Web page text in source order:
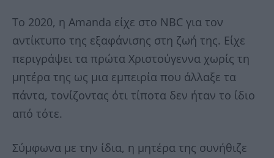
Το 2020, η Amanda είχε στο NBC για τον
αντίκτυπο της εξαφάνισης στη ζωή της. Είχε
περιγράψει τα πρώτα Χριστούγεννα χωρίς τη
μητέρα της ως μια εμπειρία που άλλαξε τα
πάντα, τονίζοντας ότι τίποτα δεν ήταν το ίδιο
από τότε.
Σύμφωνα με την ίδια, η μητέρα της συνήθιζε